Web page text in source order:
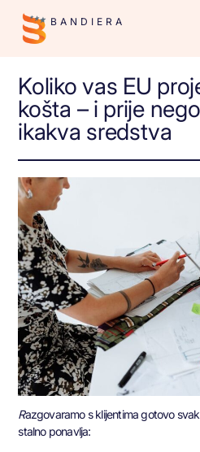
BANDIERA
Koliko vas EU
košta – i prije
ikakva sredstva
Razgovaramo s klijentima gotovo
stalno ponavlja: